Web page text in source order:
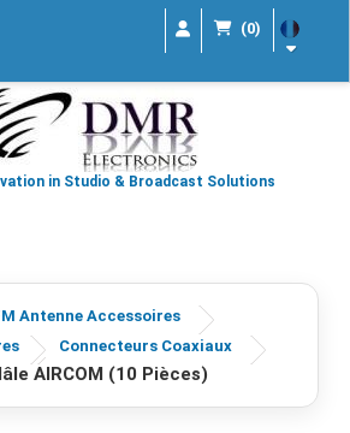
(0)
in Studio & Broadcast Solutions
Antenne Accessoires
Connecteurs Coaxiaux
AIRCOM (10 Pièces)